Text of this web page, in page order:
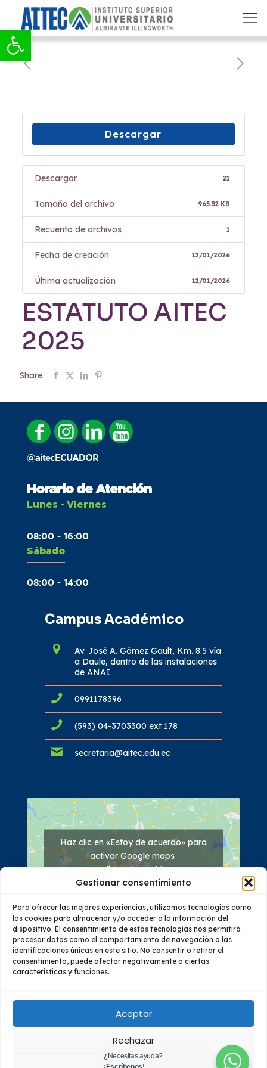
Abrir barra de herramientas
Gestionar consentimiento
Para ofrecer las mejores experiencias, utilizamos tecnologías como
las cookies para almacenar y/o acceder a la información del
dispositivo. El consentimiento de estas tecnologías nos permitirá
procesar datos como el comportamiento de navegación o las
identificaciones únicas en este sitio. No consentir o retirar el
consentimiento, puede afectar negativamente a ciertas
características y funciones.
Aceptar
Rechazar
Descargar
Descargar 21
Tamaño del archivo 965.52 KB
Recuento de archivos 1
Fecha de creación 12/01/2026
Última actualización 12/01/2026
ESTATUTO AITEC
2025
Share
@aitecECUADOR
Horario de Atención
Lunes - Viernes
08:00 - 16:00
Sábado
08:00 - 14:00
Campus Académico
Av. José A. Gómez Gault, Km. 8.5 vía
a Daule, dentro de las instalaciones
de ANAI
0991178396
(593) 04-3703300 ext 178
secretaria@aitec.edu.ec
Haz clic en «Estoy de acuerdo» para
activar Google maps
Política de cookies
© 2023 Todos los derechos reservados – Instituto Superior
Tecnológico Almirante Illingworth - Guayaquil, Ecuador
¿Necesitas ayuda?